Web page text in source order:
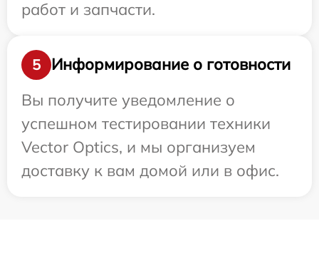
работ и запчасти.
5
Информирование о готовности
Вы получите уведомление о
успешном тестировании техники
Vector Optics, и мы организуем
доставку к вам домой или в офис.